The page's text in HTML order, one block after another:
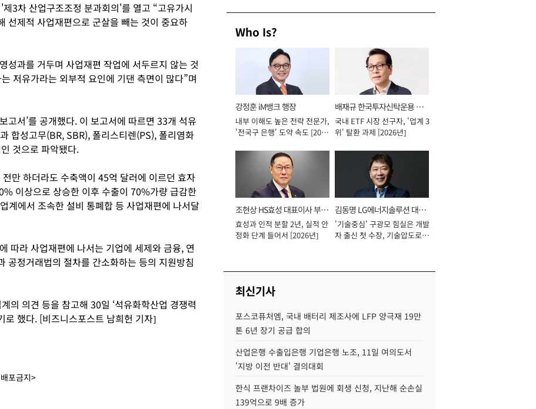
3차 산업구조조정 분과회의'를 열고 “고유가시
선제적 사업재편으로 군살을 빼는 것이 중요하
성과를 거두며 사업재편 작업에 서두르지 않는 것
저유가라는 외부적 요인에 기댄 측면이 많다”며
고서’를 공개했다. 이 보고서에 따르면 33개 석유
합성고무(BR, SBR), 폴리스티렌(PS), 폴리염화
것으로 파악됐다.
만 하더라도 수축액이 45억 달러에 이르던 효자
이상으로 상승한 이후 수출이 70%가량 급감한
계에서 조속한 설비 통폐합 등 사업재편에 나서달
따라 사업재편에 나서는 기업에 세제와 금융, 연
공정거래법의 절차를 간소화하는 등의 지원방침
의 의견 등을 참고해 30일 ‘석유화학산업 경쟁력
로 했다. [비즈니스포스트 남희헌 기자]
포금지>
Who Is?
강정훈 iM뱅크 행장
내부 이해도 높은 전략 전문가,
'전국구 은행' 도약 속도 [2026
배재규 한국투자신탁운용 대
표이사 사장
국내 ETF 시장 선구자, '업계 3
위' 탈환 과제 [2026년]
조현상 HS효성 대표이사 부회
장
효성과 인적 분할 2년, 실적 안
정화 단계 들어서 [2026년]
김동명 LG에너지솔루션 대표
이사 사장
'기술중심' 구광모 힘실은 개발
자 출신 첫 수장, 기술압도로
최신기사
포스코퓨처엠, 국내 배터리 제조사에 LFP 양극재 19만
톤 6년 장기 공급 합의
산업은행 수출입은행 기업은행 노조, 11일 여의도서
'지방 이전 반대' 결의대회
한식 프랜차이즈 놀부 법원에 회생 신청, 지난해 순손실
139억으로 9배 증가